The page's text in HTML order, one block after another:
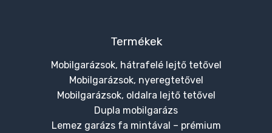
Termékek
Mobilgarázsok, hátrafelé lejtő tetővel
Mobilgarázsok, nyeregtetővel
Mobilgarázsok, oldalra lejtő tetővel
Dupla mobilgarázs
Lemez garázs fa mintával – prémium